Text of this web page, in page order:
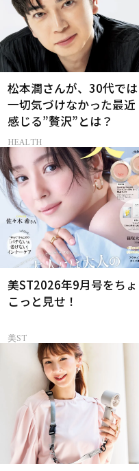
松本潤さんが、30代では
一切気づけなかった最近
感じる”贅沢”とは？
HEALTH
美ST2026年9月号をちょ
こっと見せ！
美ST